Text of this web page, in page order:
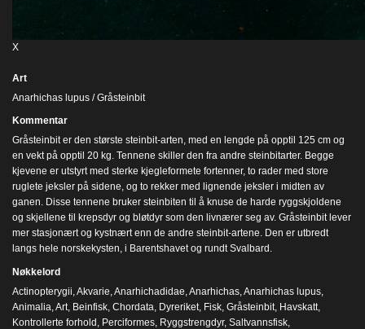
X
Art
Anarhichas lupus / Gråsteinbit
Kommentar
Gråsteinbit er den største steinbit-arten, med en lengde på opptil 125 cm og
en vekt på opptil 20 kg. Tennene skiller den fra andre steinbitarter. Begge
kjevene er utstyrt med sterke kjegleformete fortenner, to rader med store
ruglete jeksler på sidene, og to rekker med lignende jeksler i midten av
ganen. Disse tennene bruker steinbiten til å knuse de harde ryggskjoldene
og skjellene til krepsdyr og bløtdyr som den livnærer seg av. Gråsteinbit lever
mer stasjonært og kystnært enn de andre steinbit-artene. Den er utbredt
langs hele norskekysten, i Barentshavet og rundt Svalbard.
Nøkkelord
Actinopterygii Akvarie Anarhichadidae Anarhichas Anarhichas lupus
Animalia Art Beinfisk Chordata Dyreriket Fisk Gråsteinbit Havskatt
Kontrollerte forhold Perciformes Ryggstrengdyr, Saltvannsfisk